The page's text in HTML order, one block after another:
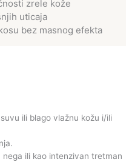
zrele kože
uticaja
bez masnog efekta
ili blago vlažnu kožu i/ili
ili kao intenzivan tretman